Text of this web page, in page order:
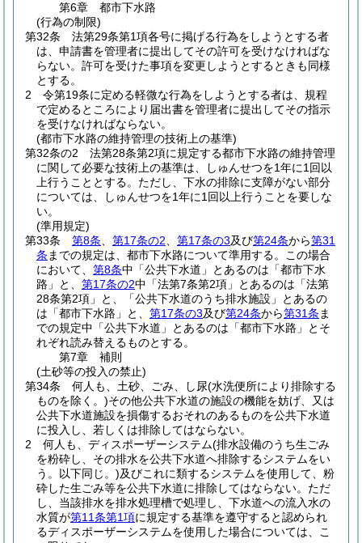
第6章
都市下水路
(行為の制限)
第32条
法第29条第1項各号に掲げる行為をしようとする者
は、申請書を管理者に提出してその許可を受けなければな
らない。 許可を受けた事項を変更しようとするときも同様
とする。
2
令第19条に定める軽微な行為をしようとする者は、規程
で定めるところにより届出書を管理者に提出してその指示
を受けなければならない。
(都市下水路の維持管理の技術上の基準)
第32条の2
法第28条第2項に規定する都市下水路の維持管理
に関して必要な技術上の基準は、しゅんせつを1年に1回以
上行うこととする。 ただし、下水の排除に支障がない部分
については、しゅんせつを1年に1回以上行うことを要しな
い。
(準用規定)
第33条
第8条 第17条の2 第17条の3及び第24条から第31
条 までの規定は、都市下水路について準用する。
この場合
において、 第8条中「公共下水道」とあるのは「都市下水
路」と、 第17条の2中「法第7条第2項」とあるのは「法第
28条第2項」と、「公共下水道のうち排水施設」とあるの
は「都市下水路」と、 第17条の3及び第24条から第31条 ま
での規定中「公共下水道」とあるのは「都市下水路」とそ
れぞれ読み替えるものとする。
第7章
補則
(土砂等の投入の禁止)
第34条
何人も、土砂、ごみ、し尿(水洗便所により排除する
ものを除く。)その他公共下水道の施設の機能を妨げ、又は
公共下水道施設を損傷するおそれのあるものを公共下水道
に投入し、若しくは排除してはならない。
2
何人も、ディスポーザーシステム(排水設備のうち生ごみ
を粉砕し、その排水を公共下水道へ排除するシステムをい
う。以下同じ。)及びこれに類するシステムを使用して、粉
砕した生ごみ等を公共下水道に排除してはならない。 ただ
し、当該排水を排水処理槽で処理し、下水道への流入水の
水質が第11条第1項に規定する基準を遵守すると認められ
るディスポーザーシステムを使用した場合については、こ